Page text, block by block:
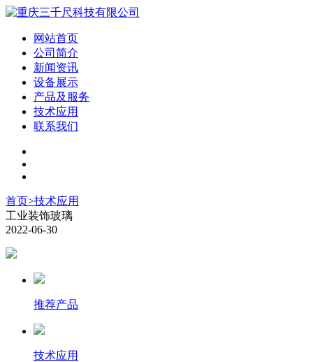
网站首页
公司简介
新闻资讯
设备展示
产品及服务
技术应用
联系我们
首页>技术应用
工业装饰玻璃
2022-06-30
推荐产品
技术应用